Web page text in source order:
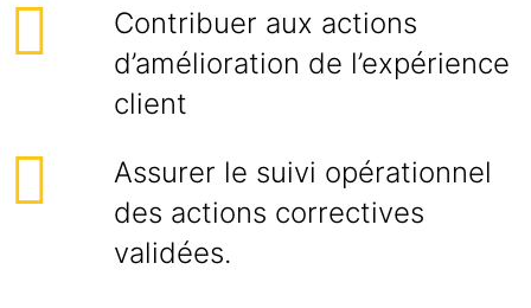
Contribuer aux actions
d’amélioration de l’expérience
client
Assurer le suivi opérationnel
des actions correctives
validées.